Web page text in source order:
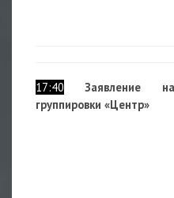
17:40
Заявление
группировки «Центр»